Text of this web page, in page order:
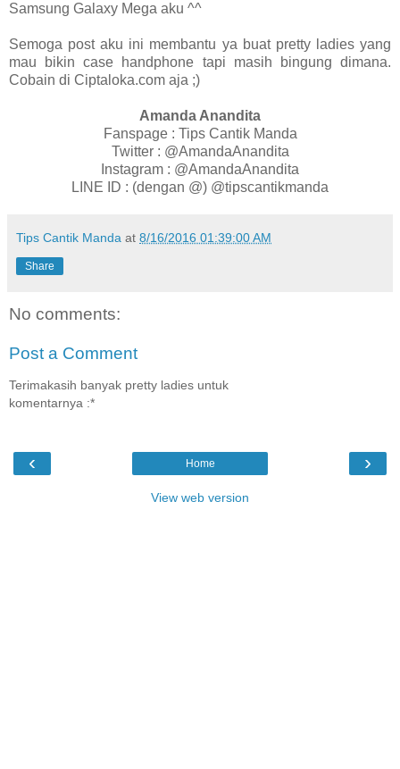
Samsung Galaxy Mega aku ^^
Semoga post aku ini membantu ya buat pretty ladies yang
mau bikin case handphone tapi masih bingung dimana.
Cobain di Ciptaloka.com aja ;)
Amanda Anandita
Fanspage : Tips Cantik Manda
Twitter : @AmandaAnandita
Instagram : @AmandaAnandita
LINE ID : (dengan @) @tipscantikmanda
Tips Cantik Manda at 8/16/2016 01:39:00 AM
Share
No comments:
Post a Comment
Terimakasih banyak pretty ladies untuk
komentarnya :*
‹ ›
Home
View web version